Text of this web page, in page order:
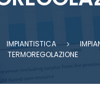
IMPIANTISTICA
TERMOREGOLAZIONE